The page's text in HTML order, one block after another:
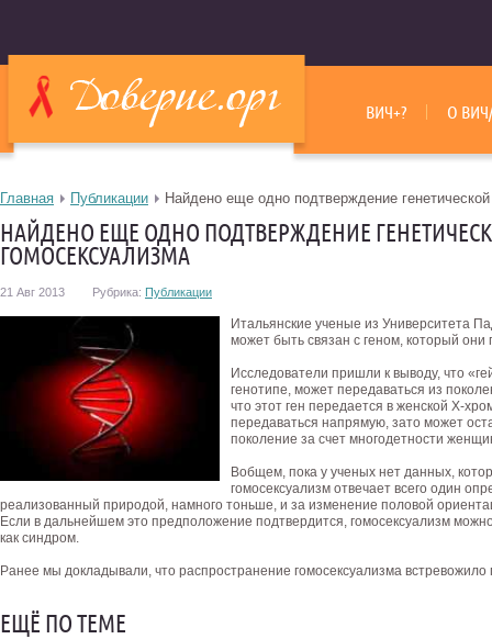
ВИЧ+? О
Главная Публикации Найдено еще одно подтверждение
НАЙДЕНО ЕЩЕ ОДНО ПОДТВЕРЖДЕНИЕ
ГОМОСЕКСУАЛИЗМА
21 Авг 2013 Рубрика: Публикации
Итальянские ученые из Университета
может быть связан с геном, который они
Исследователи пришли к выводу, что
генотипе, может передаваться из
что этот ген передается в женской Х-
передаваться напрямую, зато может
поколение за счет многодетности
Вобщем, пока у ученых нет данных,
гомосексуализм отвечает всего один
реализованный природой, намного тоньше, и за изменение половой
Если в дальнейшем это предположение подтвердится, гомосексуализм
как синдром.
Ранее мы докладывали, что распространение гомосексуализма встревожило
ЕЩЁ ПО ТЕМЕ